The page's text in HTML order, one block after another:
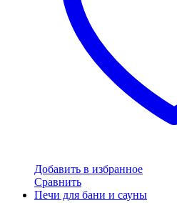
Добавить в избранное
Сравнить
Печи для бани и сауны